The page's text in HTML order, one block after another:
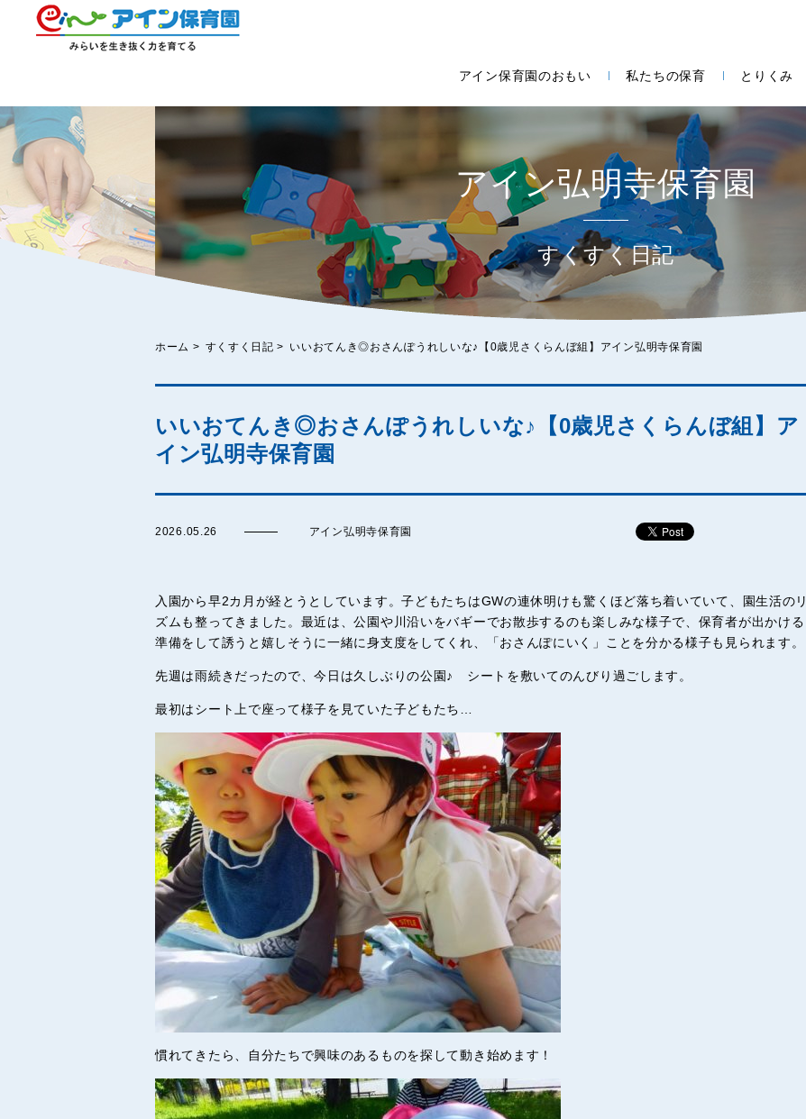
アイン保育園のおもい 私たちの保育 とりくみ
アイン弘明寺保育園
すくすく日記
ホーム > すくすく日記 > いいおてんき◎おさんぽうれしいな♪【0歳児さくらんぼ組】アイン弘明寺保育園
いいおてんき◎おさんぽうれしいな♪【0歳児さくらんぼ組】ア
イン弘明寺保育園
2026.05.26 アイン弘明寺保育園
入園から早2カ月が経とうとしています。子どもたちはGWの連休明けも驚くほど落ち着いていて、園生活のリ
ズムも整ってきました。最近は、公園や川沿いをバギーでお散歩するのも楽しみな様子で、保育者が出かける
準備をして誘うと嬉しそうに一緒に身支度をしてくれ、「おさんぽにいく」ことを分かる様子も見られます。
先週は雨続きだったので、今日は久しぶりの公園♪ シートを敷いてのんびり過ごします。
最初はシート上で座って様子を見ていた子どもたち…
慣れてきたら、自分たちで興味のあるものを探して動き始めます！